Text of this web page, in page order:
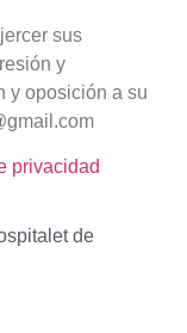
sus
y
y oposición a su
privacidad
de